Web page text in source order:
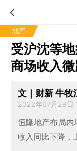
地产
受沪沈等
商场收入
文｜财新 牛牧
2022年07月29日
恒隆地产布局
收入同比下降，